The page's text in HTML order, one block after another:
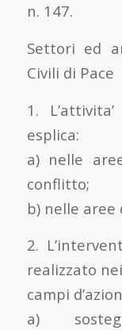
n. 147.
Settori ed
Civili di Pace
1.
esplica:
a) nelle
conflitto;
b) nelle
2.
realizzato
campi
a)